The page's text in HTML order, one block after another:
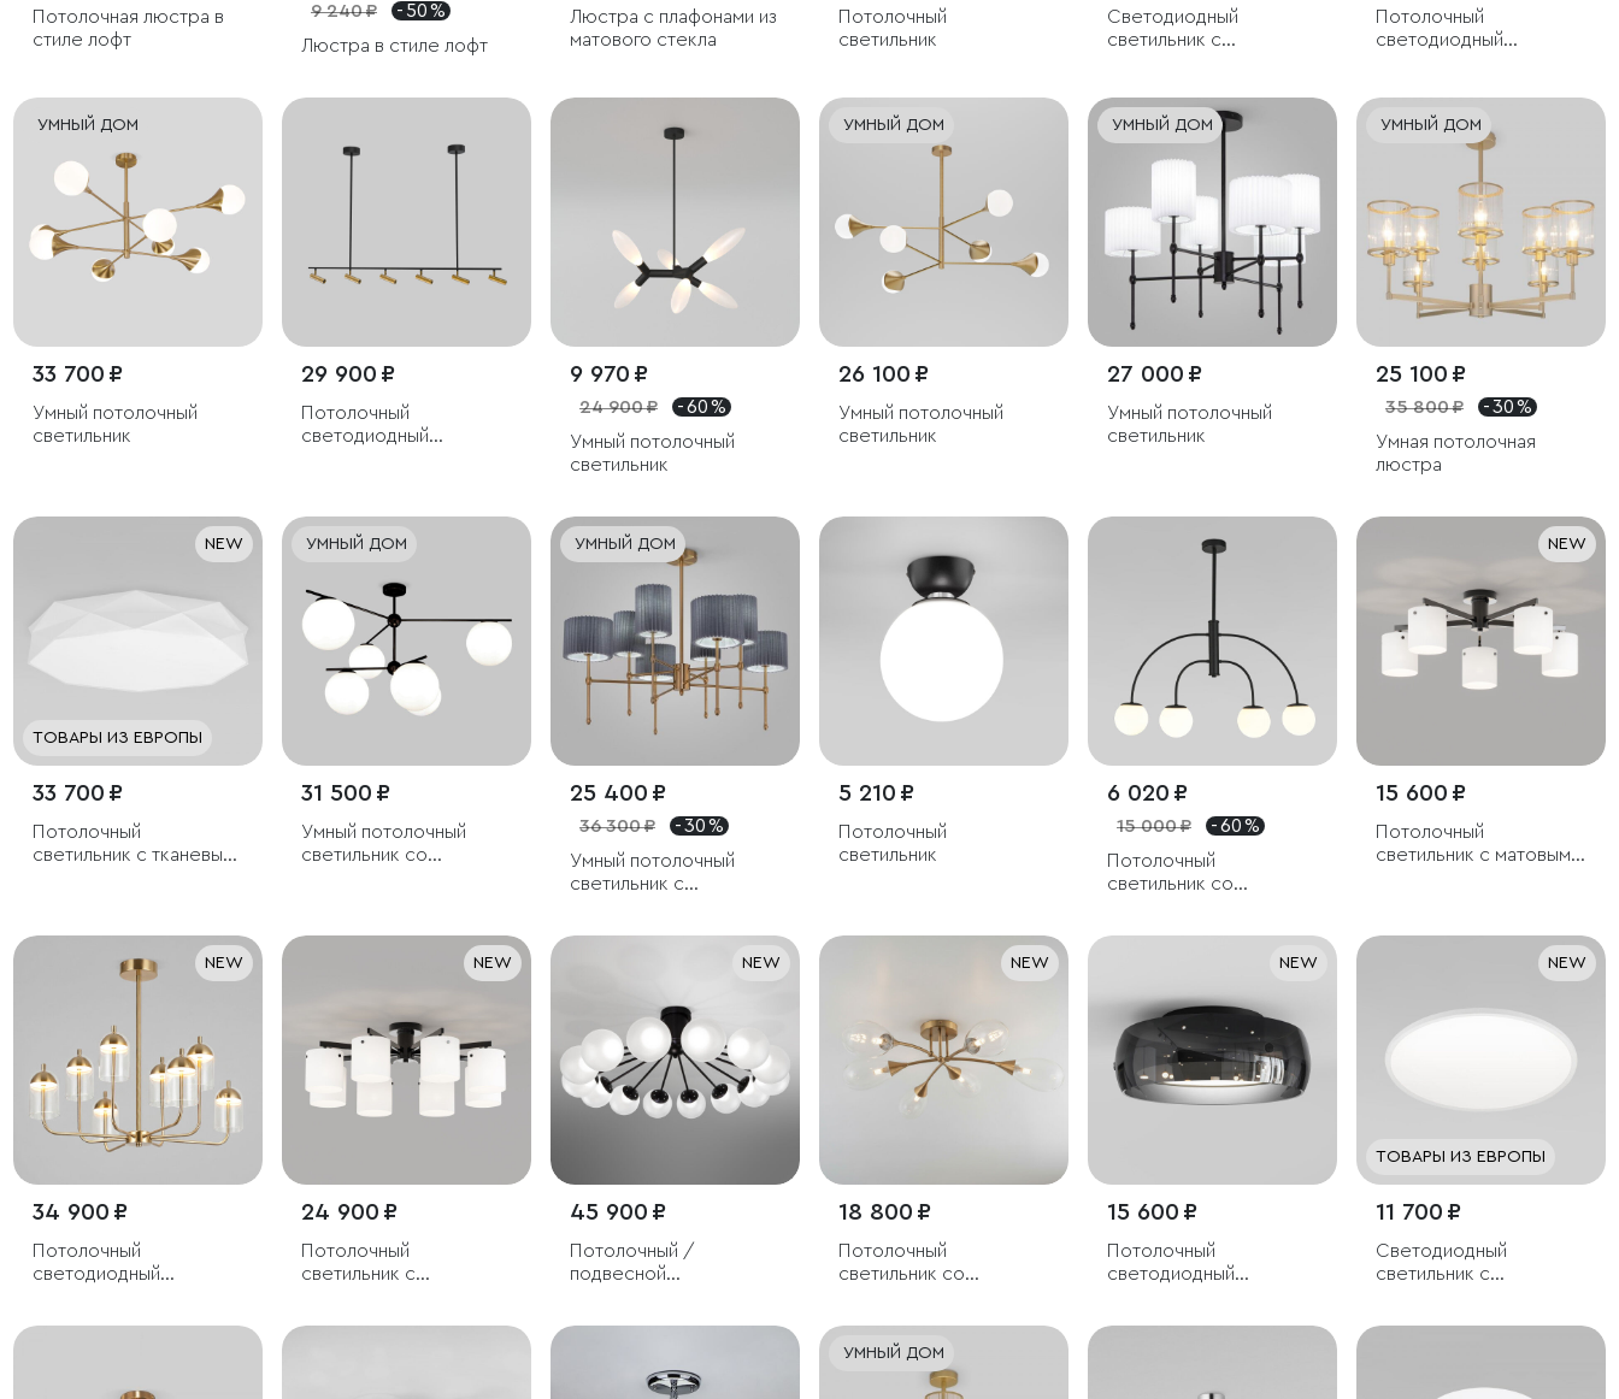
Потолочная люстра в
стиле лофт
9 240 ₽
- 50 %
Люстра в стиле лофт
Люстра с плафонами из
матового стекла
Потолочный
светильник
Светодиодный
светильник с
температуры
(3000/4000/6000К)
Потолочный
светодиодный
УМНЫЙ ДОМ
33 700 ₽
Умный потолочный
светильник
29 900 ₽
Потолочный
светодиодный
9 970 ₽
24 900 ₽
- 60 %
Умный потолочный
светильник
УМНЫЙ ДОМ
26 100 ₽
Умный потолочный
светильник
УМНЫЙ ДОМ
27 000 ₽
Умный потолочный
светильник
УМНЫЙ ДОМ
25 100 ₽
35 800 ₽
- 30 %
Умная потолочная
люстра
NEW
ТОВАРЫ ИЗ ЕВРОПЫ
33 700 ₽
Потолочный
светильник с тканевым
УМНЫЙ ДОМ
31 500 ₽
Умный потолочный
светильник со
УМНЫЙ ДОМ
25 400 ₽
36 300 ₽
- 30 %
Умный потолочный
светильник с
5 210 ₽
Потолочный
светильник
6 020 ₽
15 000 ₽
- 60 %
Потолочный
светильник со
NEW
15 600 ₽
Потолочный
светильник с матовыми
NEW
34 900 ₽
Потолочный
светодиодный
NEW
24 900 ₽
Потолочный
светильник с
NEW
45 900 ₽
Потолочный /
подвесной
NEW
18 800 ₽
Потолочный
светильник со
NEW
15 600 ₽
Потолочный
светодиодный
NEW
ТОВАРЫ ИЗ ЕВРОПЫ
11 700 ₽
Светодиодный
светильник с
УМНЫЙ ДОМ